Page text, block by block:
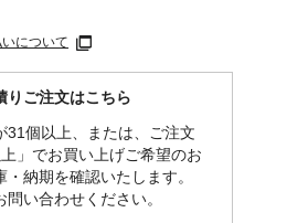
について
りご注文はこちら
31個以上、または、ご注文
」でお買い上げご希望のお
・納期を確認いたします。
問い合わせください。